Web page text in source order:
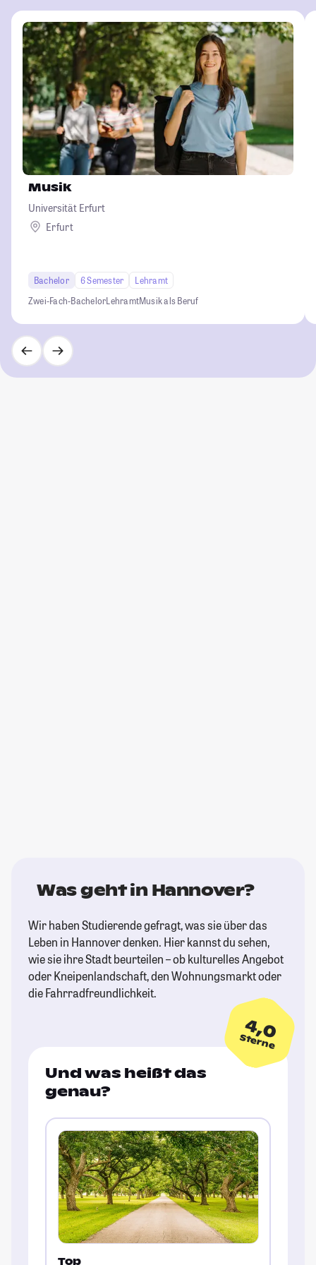
Musik
Universität Erfurt
Erfurt
Bachelor 6 Semester
Lehramt
Zwei-Fach-BachelorLehramtMusik als Beruf
Was geht in Hannover?
Wir haben Studierende gefragt, was sie über das
Leben in Hannover denken. Hier kannst du sehen,
wie sie ihre Stadt beurteilen – ob kulturelles Angebot
oder Kneipenlandschaft, den Wohnungsmarkt oder
die Fahrradfreundlichkeit.
4,0
Sterne
Und was heißt das
genau?
Top